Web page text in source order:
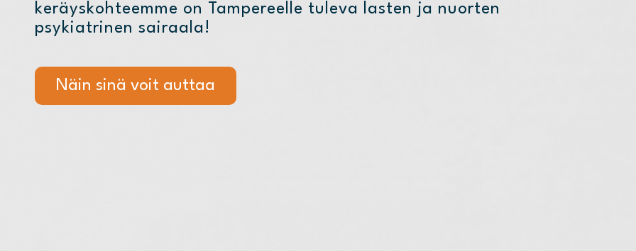
keräyskohteemme on Tampereelle tuleva lasten ja nuorten
psykiatrinen sairaala!
Näin sinä voit auttaa